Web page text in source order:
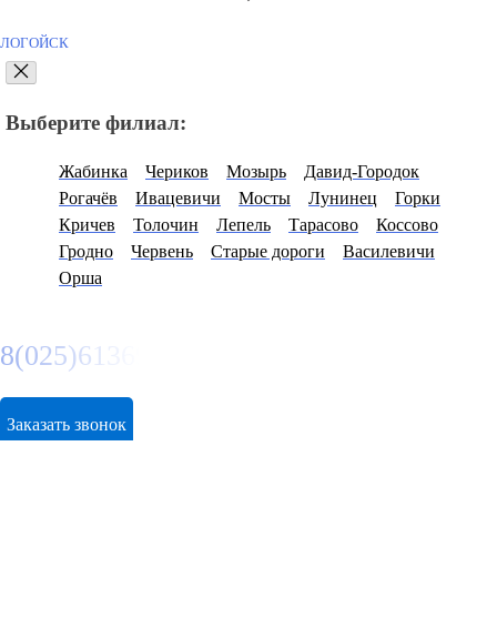
ЛОГОЙСК
Выберите филиал:
Жабинка Чериков Мозырь
Давид-Городок
Рогачёв
Ивацевичи Мосты Лунинец
Горки
Кричев
Толочин Лепель Тарасово
Коссово
Гродно
Червень Старые дороги
Василевичи
Орша
8(025)6136974
Заказать звонок